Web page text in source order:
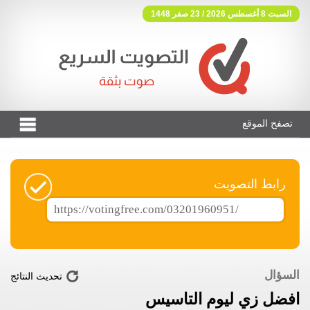
السبت 8 أغسطس 2026 / 23 صفر 1448
فوتنج فري موقع تصويت مجاني
تصفح الموقع
رابط التصويت
السؤال
افضل زي ليوم التاسيس
تحديث النتائج